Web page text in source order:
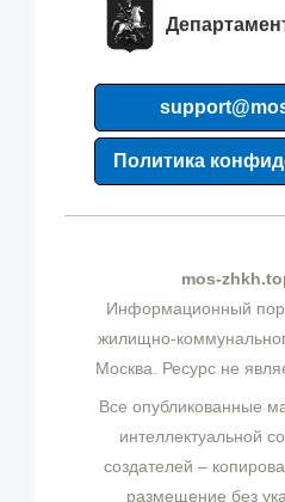
Политика
mos-
Информационный
жилищно-
Москва. Ресурс не
Все опубликованные
интеллектуальной
создателей –
размещение без